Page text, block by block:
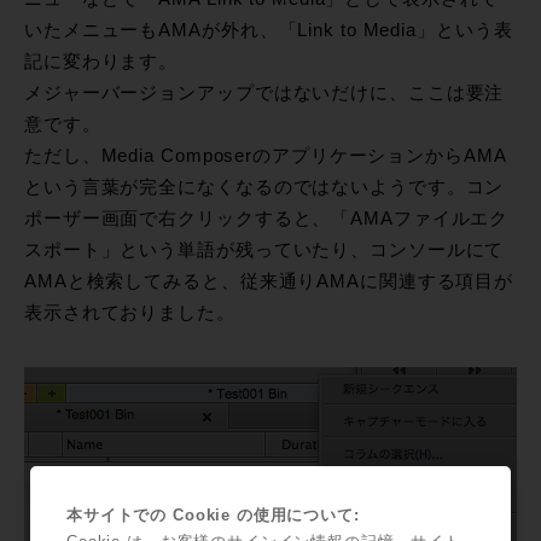
いたメニューもAMAが外れ、「Link to Media」という表
記に変わります。
メジャーバージョンアップではないだけに、ここは要注
意です。
ただし、Media ComposerのアプリケーションからAMA
という言葉が完全になくなるのではないようです。コン
ポーザー画面で右クリックすると、「AMAファイルエク
スポート」という単語が残っていたり、コンソールにて
AMAと検索してみると、従来通りAMAに関連する項目が
表示されておりました。
本サイトでの Cookie の使用について: